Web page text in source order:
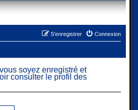
Connexion
S’enregistrer
soyez enregistré et
consulter le profil des